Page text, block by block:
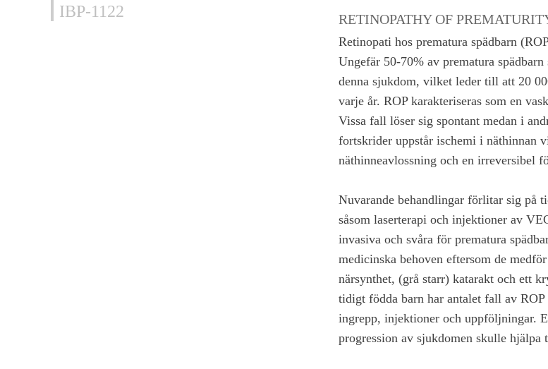
RETINOPATHY OF
Retinopati hos prematura spädbarn
Ungefär 50-70% av prematura
denna sjukdom, vilket leder till att 20
varje år. ROP karakteriseras som en
Vissa fall löser sig spontant medan i
fortskrider uppstår ischemi i näthinnan
näthinneavlossning och en irreversibel
Nuvarande behandlingar förlitar sig på
såsom laserterapi och injektioner av
invasiva och svåra för prematura
medicinska behoven eftersom de
närsynthet, (grå starr) katarakt och ett
tidigt födda barn har antalet fall av
ingrepp, injektioner och uppföljningar.
progression av sjukdomen skulle hjälpa
IBP-1122